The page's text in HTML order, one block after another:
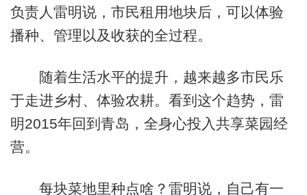
负责人雷明说，市民租用地块后，可以体验
播种、管理以及收获的全过程。
随着生活水平的提升，越来越多市民乐
于走进乡村、体验农耕。看到这个趋势，雷
明2015年回到青岛，全身心投入共享菜园经
营。
每块菜地里种点啥？雷明说，自己有一